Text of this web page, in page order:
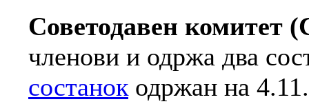
Советодавен комитет
членови и одржа два
состанок одржан на